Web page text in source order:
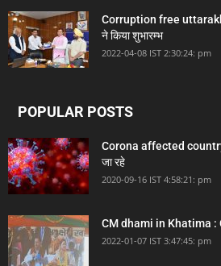
Corruption free
ने किया शुभारम्भ
2022-04-08 IST 2:30:24: pm
POPULAR POSTS
Corona affected country:
जा रहे
2020-09-16 IST 4:58:21: pm
CM dhami in Khatima :
2022-01-07 IST 3:47:45: pm